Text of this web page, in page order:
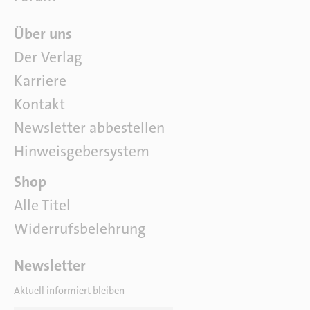
Ü
b
e
r
u
n
s
Über uns
Der Verlag
Karriere
Kontakt
Newsletter abbestellen
Hinweisgebersystem
P
a
r
t
e
Shop
Alle Titel
Widerrufsbelehrung
Newsletter
Aktuell informiert bleiben